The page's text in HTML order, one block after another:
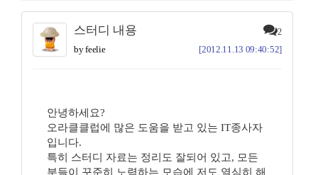
스터디 내용 2
by feelie [2012.11.13 09:40:52]
안녕하세요?
오라클클럽에 많은 도움을 받고 있는 IT종사자
입니다.
특히 스터디 자료는 정리도 잘되어 있고, 모든
분들이 꾸준히 노력하는 모습에 저도 열심히 해